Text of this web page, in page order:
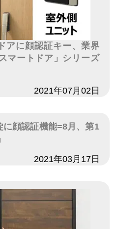
アに顔認証キー、業界
マートドア」シリーズ
2021年07月02日
顔認証機能=8月、第1
2021年03月17日